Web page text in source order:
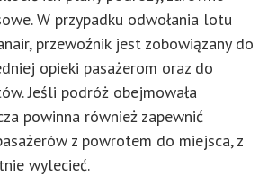
W przypadku odwołania lotu
przewoźnik jest zobowiązany do
opieki pasażerom oraz do
Jeśli podróż obejmowała
powinna również zapewnić
z powrotem do miejsca, z
wylecieć.